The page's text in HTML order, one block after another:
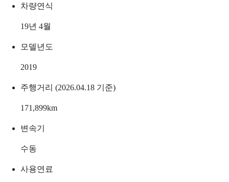
차량연식
19년 4월
모델년도
2019
주행거리 (2026.04.18 기준)
171,899km
변속기
수동
사용연료